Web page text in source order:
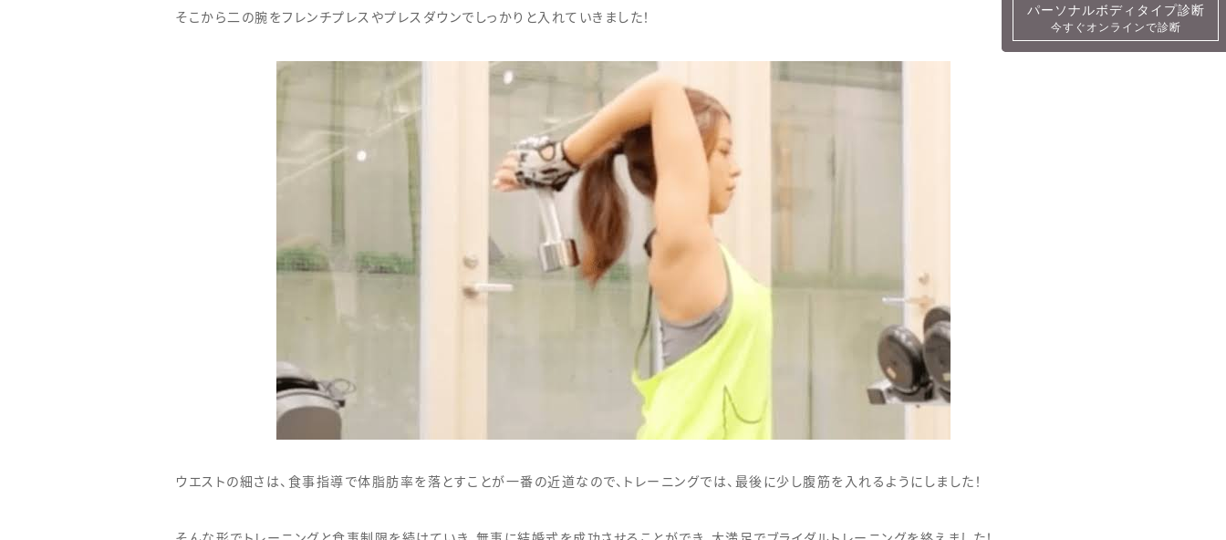
そこから二の腕をフレンチプレスやプレスダウンでしっかりと入れていきました！
ウエストの細さは、食事指導で体脂肪率を落とすことが一番の近道なので、トレーニングでは、最後に少し腹筋を入れるようにしました！
パーソナルボディタイプ診断
今すぐオンラインで診断
パーソナルボディタイプ診断
今すぐオンラインで診断